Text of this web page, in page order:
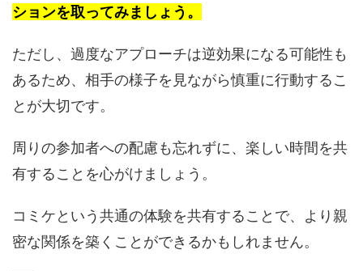
ションを取ってみましょう。
ただし、過度なアプローチは逆効果になる可能性も
あるため、相手の様子を見ながら慎重に行動するこ
とが大切です。
周りの参加者への配慮も忘れずに、楽しい時間を共
有することを心がけましょう。
コミケという共通の体験を共有することで、より親
密な関係を築くことができるかもしれません。